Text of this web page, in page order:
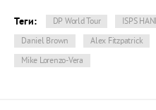
Теги: DP World Tour
ISPS
Daniel Brown
Alex Fitzpatrick
Mike Lorenzo-Vera